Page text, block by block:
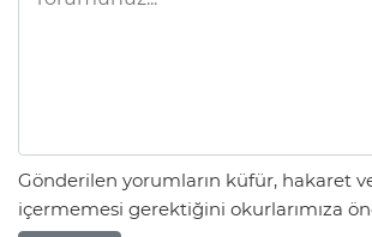
Gönderilen yorumların küfür, hakaret
içermemesi gerektiğini okurlarımıza